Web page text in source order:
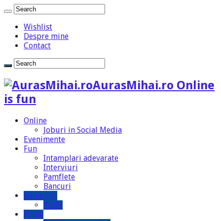
Wishlist
Despre mine
Contact
AurasMihai.ro Online
is fun
Online
Joburi in Social Media
Evenimente
Fun
Intamplari adevarate
Interviuri
Pamflete
Bancuri
De pe net
WOW
Filme